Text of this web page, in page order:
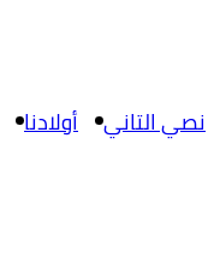
نصي التاني أولادنا